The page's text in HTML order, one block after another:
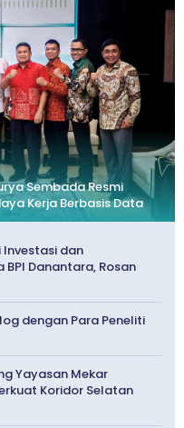
Sembada Resmi
Kerja Berbasis Data
Investasi dan
BPI Danantara, Rosan
dengan Para Peneliti
Yayasan Mekar
Koridor Selatan